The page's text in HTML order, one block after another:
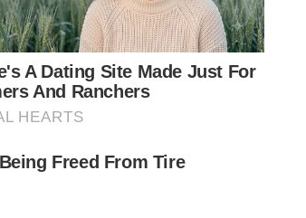
ใบอัดกันแน่น ส่วนใบเป็นใบเดี่ยว เรียงซ้อนเป็นวง
อจำนวนมากขึ้นรวมกันเป็นกอ แผ่นใบเป็นมันเรียบ
ช่อด อ กย าว
นข้างกลม มีสีขาวหรือม่วงแดง ออกเป็นก ร ะ จุ ก
ก ที่ อ ว บ ใหญ่ กลีบ ด อ กตอนโคนเชื่อมกันเป็น